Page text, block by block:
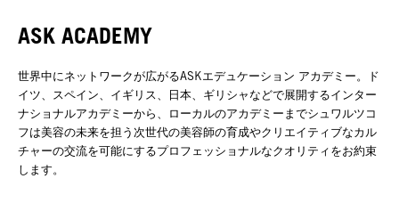
ASK ACADEMY
世界中にネットワークが広がるASKエデュケーション アカデミー。ド
イツ、スペイン、イギリス、日本、ギリシャなどで展開するインター
ナショナルアカデミーから、ローカルのアカデミーまでシュワルツコ
フは美容の未来を担う次世代の美容師の育成やクリエイティブなカル
チャーの交流を可能にするプロフェッショナルなクオリティをお約束
します。